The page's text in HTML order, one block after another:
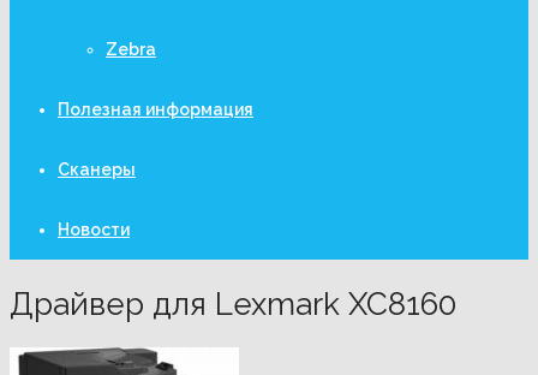
Zebra
Полезная информация
Сканеры
Новости
Драйвер для Lexmark XC8160